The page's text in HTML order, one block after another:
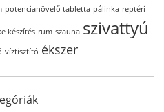
potencianövelő tabletta pálinka reptéri
készítés rum szauna szivattyú
víztisztító ékszer